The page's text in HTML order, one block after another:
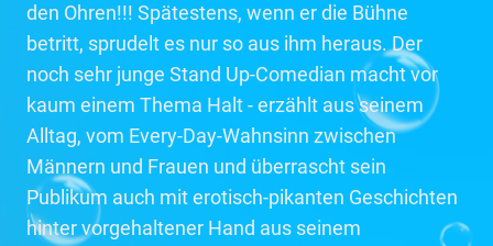
den Ohren!!! Spätestens, wenn er die Bühne
betritt, sprudelt es nur so aus ihm heraus. Der
noch sehr junge Stand Up-Comedian macht vor
kaum einem Thema Halt - erzählt aus seinem
Alltag, vom Every-Day-Wahnsinn zwischen
Männern und Frauen und überrascht sein
Publikum auch mit erotisch-pikanten Geschichten
hinter vorgehaltener Hand aus seinem